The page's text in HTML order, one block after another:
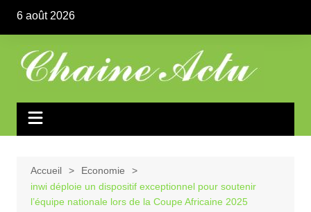
contenu
6 août 2026
Accueil
Economie
inwi déploie un dispositif exceptionnel pour soutenir
l’équipe nationale lors de la Coupe Africaine 2025